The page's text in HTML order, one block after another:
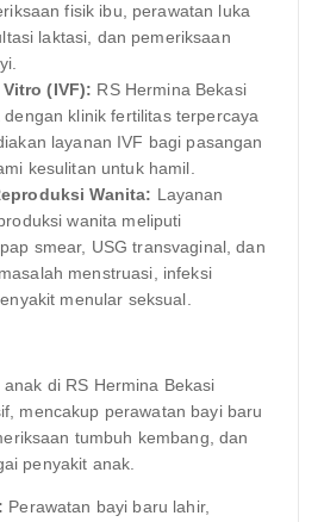
fisik ibu, perawatan luka
laktasi, dan pemeriksaan
(IVF): RS Hermina Bekasi
dengan klinik fertilitas terpercaya
layanan IVF bagi pasangan
kesulitan untuk hamil.
Wanita: Layanan
wanita meliputi
smear, USG transvaginal, dan
menstruasi, infeksi
menular seksual.
di RS Hermina Bekasi
mencakup perawatan bayi baru
tumbuh kembang, dan
penyakit anak.
Perawatan bayi baru lahir,